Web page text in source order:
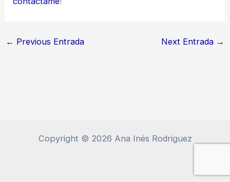
← Previous Entrada Next Entrada →
Copyright © 2026 Ana Inés Rodriguez